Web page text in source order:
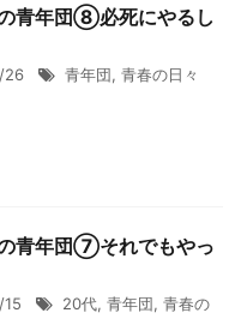
青年団⑧必死にやるし
26 青年団, 青春の日々
青年団⑦それでもやっ
15 20代, 青年団, 青春の